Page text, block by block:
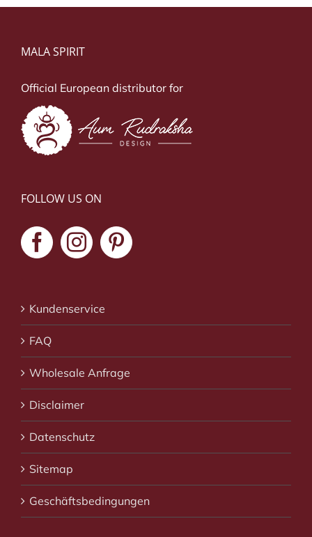
MALA SPIRIT
Official European distributor for
FOLLOW US ON
Kundenservice
FAQ
Wholesale Anfrage
Disclaimer
Datenschutz
Sitemap
Geschäftsbedingungen